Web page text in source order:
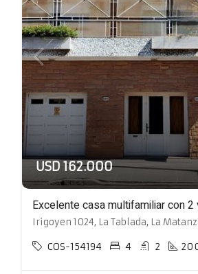
USD 162.000
Irigoyen 1024, La Tablada, La
COS-154194 4 2